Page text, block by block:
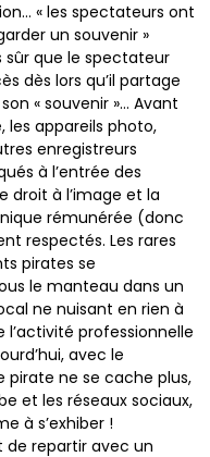
« les spectateurs ont
un souvenir »
sûr que le spectateur
dès lors qu’il partage
« souvenir »… Avant
les appareils photo,
enregistreurs
à l’entrée des
droit à l’image et la
rémunérée (donc
respectés. Les rares
pirates se
le manteau dans un
ne nuisant en rien à
l’activité professionnelle
avec le
pirate ne se cache plus,
et les réseaux sociaux,
à s’exhiber !
de repartir avec un